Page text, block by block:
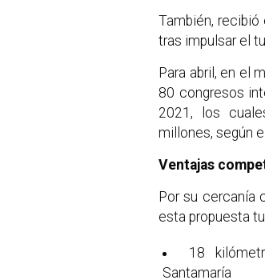
También,
tras impulsar el
Para abril, en el
80 congresos
2021, los
millones, según
Ventajas
Por su cercanía
esta propuesta
18
Santamaría